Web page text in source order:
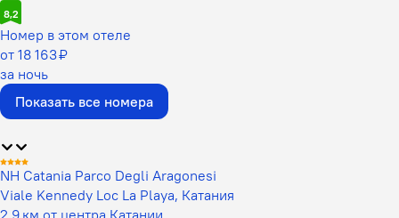
8,2
Номер в этом отеле
от 18 163 ₽
за ночь
Показать все номера
NH Catania Parco Degli Aragonesi
Viale Kennedy Loc La Playa, Катания
2,9 км от центра Катании